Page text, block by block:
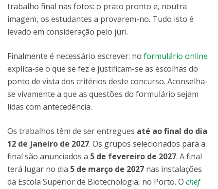
trabalho final nas fotos: o prato pronto e, noutra
imagem, os estudantes a provarem-no. Tudo isto é
levado em consideração pelo júri.
Finalmente é necessário escrever: no formulário online
explica-se o que se fez e justificam-se as escolhas do
ponto de vista dos critérios deste concurso. Aconselha-
se vivamente a que as questões do formulário sejam
lidas com antecedência.
Os trabalhos têm de ser entregues até ao final do dia
12 de janeiro de 2027. Os grupos selecionados para a
final são anunciados a 5 de fevereiro de 2027. A final
terá lugar no dia 5 de março de 2027 nas instalações
da Escola Superior de Biotecnologia, no Porto. O chef